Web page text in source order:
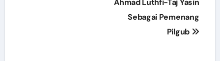
Ahmad Luthfi-Taj Yasin
Sebagai Pemenang
Pilgub